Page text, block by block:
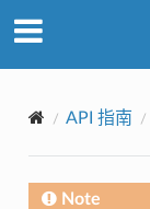
API 指南
Note